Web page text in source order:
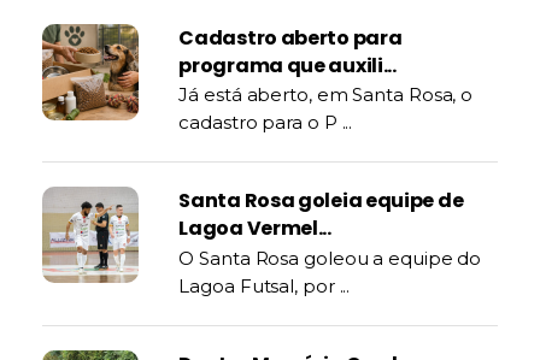
Cadastro aberto para
programa que auxili...
Já está aberto, em Santa Rosa, o
cadastro para o P ...
Santa Rosa goleia equipe de
Lagoa Vermel...
O Santa Rosa goleou a equipe do
Lagoa Futsal, por ...